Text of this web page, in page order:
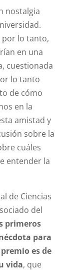
nostalgia
por lo tanto,
en una
cuestionada
lo tanto
de cómo
en la
amistad y
sobre la
cuáles
entender la
de Ciencias
del
primeros
para
es de
vida, que